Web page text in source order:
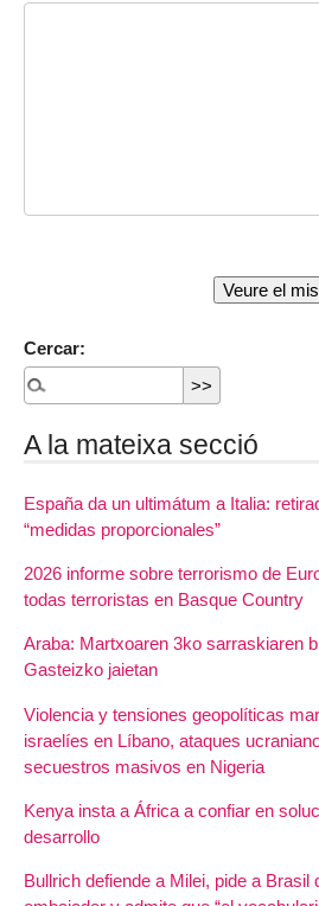
Cercar:
A la mateixa secció
España da un ultimátum a Italia:
“medidas proporcionales”
2026 informe sobre terrorismo de
todas terroristas en Basque Country
Araba: Martxoaren 3ko sarraskiaren
Gasteizko jaietan
Violencia y tensiones geopolíticas
israelíes en Líbano, ataques
secuestros masivos en Nigeria
Kenya insta a África a confiar en
desarrollo
Bullrich defiende a Milei, pide a Brasil